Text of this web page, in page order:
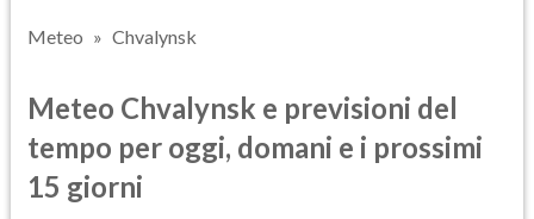
Meteo Chvalynsk
Meteo Chvalynsk e previsioni del
tempo per oggi, domani e i prossimi
15 giorni